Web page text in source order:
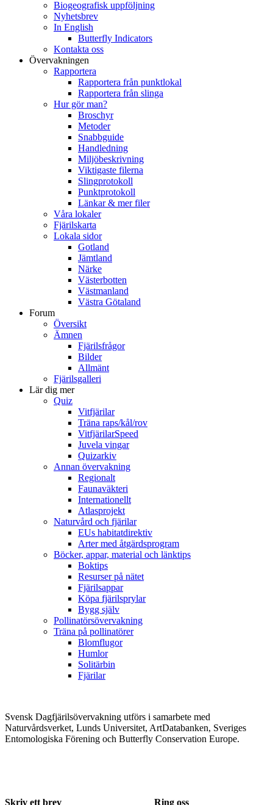
Biogeografisk uppföljning
Nyhetsbrev
In English
Butterfly Indicators
Kontakta oss
Övervakningen
Rapportera
Rapportera från punktlokal
Rapportera från slinga
Hur gör man?
Broschyr
Metoder
Snabbguide
Handledning
Miljöbeskrivning
Viktigaste filerna
Slingprotokoll
Punktprotokoll
Länkar & mer filer
Våra lokaler
Fjärilskarta
Lokala sidor
Gotland
Jämtland
Närke
Västerbotten
Västmanland
Västra Götaland
Forum
Översikt
Ämnen
Fjärilsfrågor
Bilder
Allmänt
Fjärilsgalleri
Lär dig mer
Quiz
Vitfjärilar
Träna raps/kål/rov
VitfjärilarSpeed
Juvela vingar
Quizarkiv
Annan övervakning
Regionalt
Faunaväkteri
Internationellt
Atlasprojekt
Naturvård och fjärilar
EUs habitatdirektiv
Arter med åtgärdsprogram
Böcker, appar, material och länktips
Boktips
Resurser på nätet
Fjärilsappar
Köpa fjärilsprylar
Bygg själv
Pollinatörsövervakning
Träna på pollinatörer
Blomflugor
Humlor
Solitärbin
Fjärilar
Svensk Dagfjärilsövervakning utförs i samarbete med
Naturvårdsverket, Lunds Universitet, ArtDatabanken, Sveriges
Entomologiska Förening och Butterfly Conservation Europe.
Skriv ett brev Ring oss